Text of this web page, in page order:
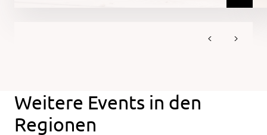
Weitere Events in den
Regionen